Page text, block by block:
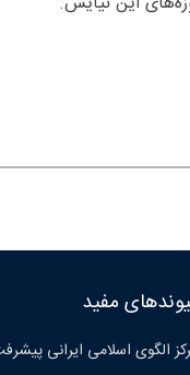
مفید
الگوی اسلامی ایرانی